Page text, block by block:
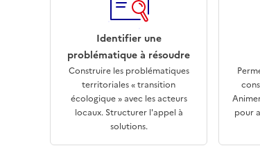
Identifier une
problématique à résoudre
Construire les problématiques
territoriales « transition
écologique » avec les acteurs
locaux. Structurer l'appel à
solutions.
pour